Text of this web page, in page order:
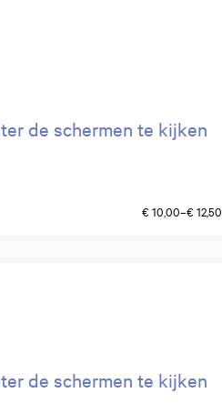
de schermen te kijken
€ 10,00–€ 12,50
de schermen te kijken